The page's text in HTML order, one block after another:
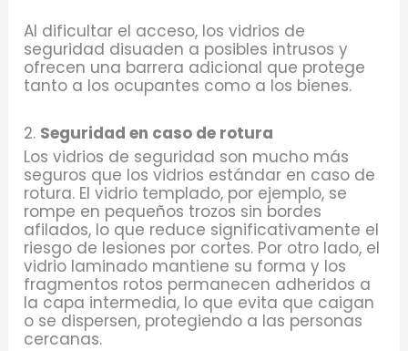
Al dificultar el acceso, los vidrios de
seguridad disuaden a posibles intrusos y
ofrecen una barrera adicional que protege
tanto a los ocupantes como a los bienes.
2. Seguridad en caso de rotura
Los vidrios de seguridad son mucho más
seguros que los vidrios estándar en caso de
rotura. El vidrio templado, por ejemplo, se
rompe en pequeños trozos sin bordes
afilados, lo que reduce significativamente el
riesgo de lesiones por cortes. Por otro lado, el
vidrio laminado mantiene su forma y los
fragmentos rotos permanecen adheridos a
la capa intermedia, lo que evita que caigan
o se dispersen, protegiendo a las personas
cercanas.